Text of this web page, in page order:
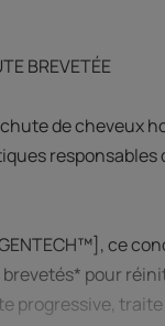
BREVETÉE
de cheveux
ce
brevetés* pour
progressive,